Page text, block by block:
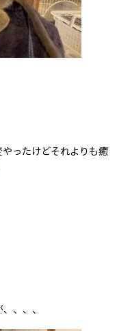
ったけどそれよりも癒
、、、